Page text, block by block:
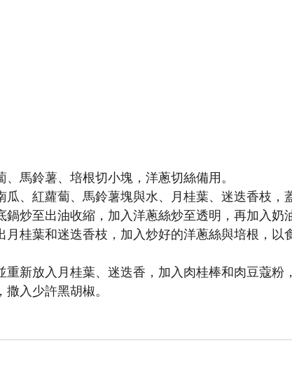
、馬鈴薯、培根切小塊，洋蔥切絲備用。
瓜、紅蘿蔔、馬鈴薯塊與水、月桂葉、迷迭香枝，
鍋炒至出油收縮，加入洋蔥絲炒至透明，再加入奶
月桂葉和迷迭香枝，加入炒好的洋蔥絲與培根，以
重新放入月桂葉、迷迭香，加入肉桂棒和肉豆蔻粉
入少許黑胡椒。